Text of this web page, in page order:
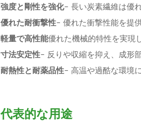
強度と剛性を強化- 長い炭素繊維は優
優れた耐衝撃性- 優れた衝撃性能を提
軽量で高性能優れた機械的特性を実現
寸法安定性- 反りや収縮を抑え、成形
耐熱性と耐薬品性- 高温や過酷な環境
代表的な用途